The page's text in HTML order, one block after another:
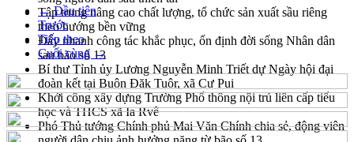
Tập trung nâng cao chất lượng, tổ chức sản xuất sầu riêng
theo hướng bền vững
Đẩy nhanh công tác khắc phục, ổn định đời sống Nhân dân
sau bão số 13
Bí thư Tỉnh ủy Lương Nguyễn Minh Triết dự Ngày hội đại
đoàn kết tại Buôn Đăk Tuôr, xã Cư Pui
Khởi công xây dựng Trường Phổ thông nội trú liên cấp tiểu
học và THCS xã Ia Rvê
Phó Thủ tướng Chính phủ Mai Văn Chính chia sẻ, động viên
← Đầu tiên
Trước
Tiếp theo
Cuối cùng →